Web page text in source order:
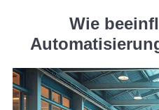
Wie